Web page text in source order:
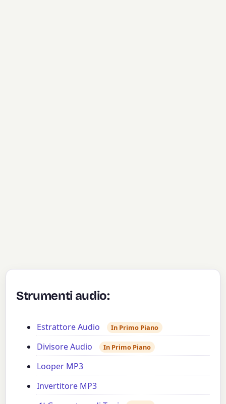
Strumenti audio:
Estrattore Audio In Primo Piano
Divisore Audio In Primo Piano
Looper MP3
Invertitore MP3